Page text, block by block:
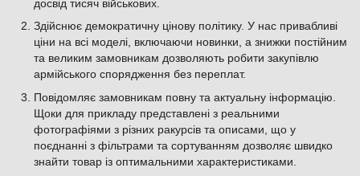
досвід тисяч військових.
Здійснює демократичну цінову політику. У нас привабливі
ціни на всі моделі, включаючи новинки, а знижки постійним
та великим замовникам дозволяють робити закупівлю
армійського спорядження без переплат.
Повідомляє замовникам повну та актуальну інформацію.
Щоки для прикладу представлені з реальними
фотографіями з різних ракурсів та описами, що у
поєднанні з фільтрами та сортуванням дозволяє швидко
знайти товар із оптимальними характеристиками.